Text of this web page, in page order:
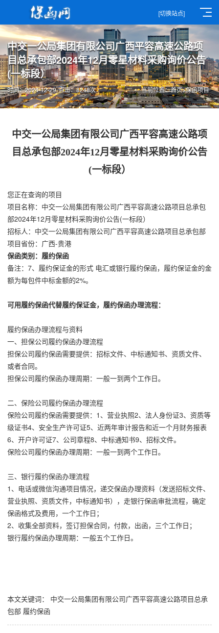
[切换站点]
中交一公局集团有限公司广西平容高速公路项
目总承包部2024年12月零星材料采购询价公告
(一标段）
当前位置：首页>保函项目
时间：2024-12-29 点击：8248次
中交一公局集团有限公司广西平容高速公路项
目总承包部2024年12月零星材料采购询价公告
(一标段）
您正在查询的项目
项目名称：中交一公局集团有限公司广西平容高速公路项目总承包
部2024年12月零星材料采购询价公告(一标段）
招标人：中交一公局集团有限公司广西平容高速公路项目总承包部
项目省份：广西-贵港
保函类别：履约保函
备注：7、履约保证金的形式 电汇或银行履约保函，履约保证金的金
额为每包件中标金额的2%。
可用履约保函代替履约保证金，履约保函办理流程：
履约保函办理流程与资料
一、担保公司履约保函办理流程
担保公司履约保函需要提供：招标文件、中标通知书、资质文件、
或者合同。
担保公司履约保函办理周期：一般一到两个工作日。
二、保险公司履约保函办理流程
保险公司履约保函需要提供：1、营业执照2、法人身份证3、资质等
级证书4、安全生产许可证5、近两年审计报告和近一个月财务报表
6、开户许可证7、公司章程8、中标通知书9、招标文件。
保险公司履约保函办理周期：一般一到两个工作日。
三、银行履约保函办理流程
1、电话或微信沟通项目情况，递交保函办理资料（发送招标文件、
营业执照、资质文件，中标通知书），走银行保函审批流程，确定
保函格式及费用，一个工作日；
2、收集全部资料，签订担保合同，付款，出函，三个工作日；
银行履约保函办理周期：一般五个工作日。
本文关键词： 中交一公局集团有限公司广西平容高速公路项目总承
包部 履约保函